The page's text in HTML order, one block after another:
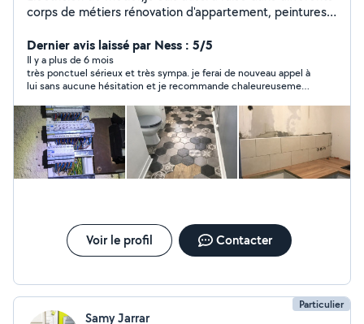
corps de métiers rénovation d'appartement, peintures,
Dernier avis laissé par Ness : 5/5
Il y a plus de 6 mois
très ponctuel sérieux et très sympa. je ferai de nouveau appel à
lui sans aucune hésitation et je recommande chaleureusement
Voir le profil Contacter
Particulier
Samy Jarrar